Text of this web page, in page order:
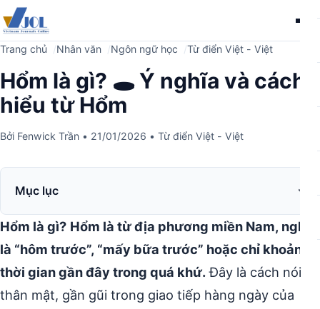
Trang chủ Nhân văn Ngôn ngữ học Từ điển Việt - Việt
Hổm là gì? 🕳️ Ý nghĩa và cách
hiểu từ Hổm
Bởi Fenwick Trần • 21/01/2026 • Từ điển Việt - Việt
Mục lục
Hổm là gì? Hổm là từ địa phương miền Nam, nghĩa
là “hôm trước”, “mấy bữa trước” hoặc chỉ khoảng
thời gian gần đây trong quá khứ.Đây là cách nói
thân mật, gần gũi trong giao tiếp hàng ngày của